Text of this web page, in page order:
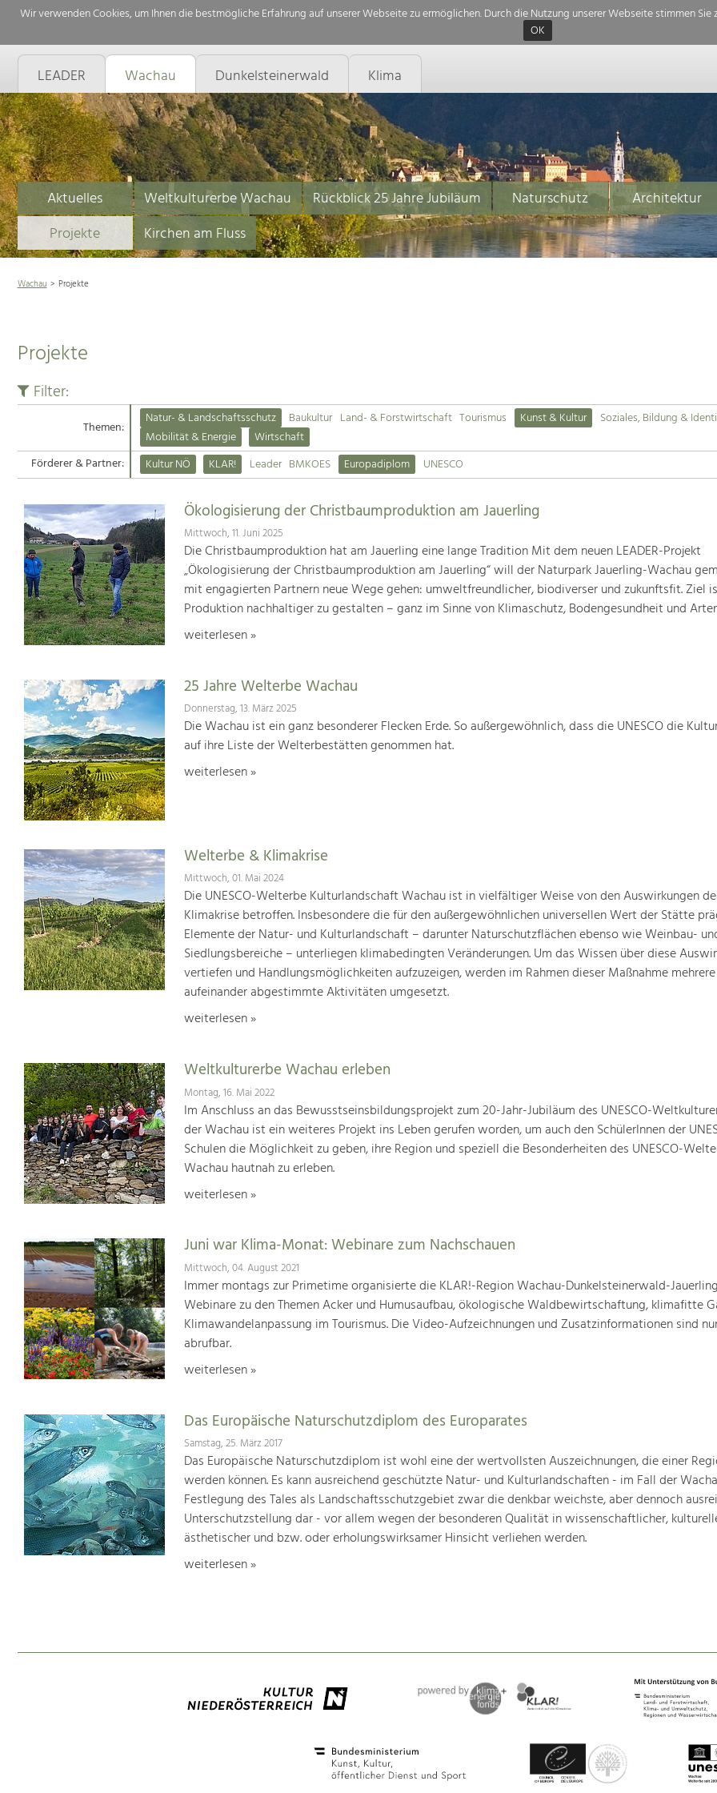
Wir verwenden Cookies, um Ihnen die bestmögliche Erfahrung auf unserer Webseite zu ermöglichen. Durch die Nutzung unserer Webseite stimmen
OK
LEADER Wachau Dunkelsteinerwald Klima
Aktuelles Weltkulturerbe Wachau Rückblick 25 Jahre Jubiläum Naturschutz Architektur
Projekte
Kirchen am Fluss
Wachau Projekte
Projekte
Filter:
Themen: Natur- & Landschaftsschutz Baukultur Land- & Forstwirtschaft Tourismus Kunst & Kultur
Soziales, Bildung &
Mobilität & Energie
Wirtschaft
Förderer & Partner:
Kultur NÖ KLAR! Leader BMKOES Europadiplom UNESCO
Ökologisierung der Christbaumproduktion am Jauerling
Mittwoch, 11. Juni 2025
Die Christbaumproduktion hat am Jauerling eine lange Tradition Mit dem neuen LEADER-Projekt
„Ökologisierung der Christbaumproduktion am Jauerling“ will der Naturpark Jauerling-Wachau
mit engagierten Partnern neue Wege gehen: umweltfreundlicher, biodiverser und zukunftsfit. Ziel
Produktion nachhaltiger zu gestalten – ganz im Sinne von Klimaschutz, Bodengesundheit und
weiterlesen »
25 Jahre Welterbe Wachau
Donnerstag, 13. März 2025
Die Wachau ist ein ganz besonderer Flecken Erde. So außergewöhnlich, dass die UNESCO die
auf ihre Liste der Welterbestätten genommen hat.
weiterlesen »
Welterbe & Klimakrise
Mittwoch, 01. Mai 2024
Die UNESCO-Welterbe Kulturlandschaft Wachau ist in vielfältiger Weise von den Auswirkungen
Klimakrise betroffen. Insbesondere die für den außergewöhnlichen universellen Wert der Stätte
Elemente der Natur- und Kulturlandschaft – darunter Naturschutzflächen ebenso wie Weinbau-
Siedlungsbereiche – unterliegen klimabedingten Veränderungen. Um das Wissen über diese
vertiefen und Handlungsmöglichkeiten aufzuzeigen, werden im Rahmen dieser Maßnahme mehrere
aufeinander abgestimmte Aktivitäten umgesetzt.
weiterlesen »
Weltkulturerbe Wachau erleben
Montag, 16. Mai 2022
Im Anschluss an das Bewusstseinsbildungsprojekt zum 20-Jahr-Jubiläum des UNESCO-
der Wachau ist ein weiteres Projekt ins Leben gerufen worden, um auch den SchülerInnen der
Schulen die Möglichkeit zu geben, ihre Region und speziell die Besonderheiten des UNESCO-
Wachau hautnah zu erleben.
weiterlesen »
Juni war Klima-Monat: Webinare zum Nachschauen
Mittwoch, 04. August 2021
Immer montags zur Primetime organisierte die KLAR!-Region Wachau-Dunkelsteinerwald-
Webinare zu den Themen Acker und Humusaufbau, ökologische Waldbewirtschaftung, klimafitte
Klimawandelanpassung im Tourismus. Die Video-Aufzeichnungen und Zusatzinformationen sind
abrufbar.
weiterlesen »
Das Europäische Naturschutzdiplom des Europarates
Samstag, 25. März 2017
Das Europäische Naturschutzdiplom ist wohl eine der wertvollsten Auszeichnungen, die einer
werden können. Es kann ausreichend geschützte Natur- und Kulturlandschaften - im Fall der
Festlegung des Tales als Landschaftsschutzgebiet zwar die denkbar weichste, aber dennoch
Unterschutzstellung dar - vor allem wegen der besonderen Qualität in wissenschaftlicher,
ästhetischer und bzw. oder erholungswirksamer Hinsicht verliehen werden.
weiterlesen »